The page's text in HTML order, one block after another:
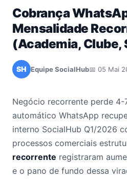
Cobrança
Mensalidade
(Academia, Clube,
SH Equipe SocialHub📅 05 Mai
Negócio recorrente perde
automático WhatsApp
interno SocialHub Q1/2026
processos comerciais
recorrente registraram
e o pano de fundo dessa